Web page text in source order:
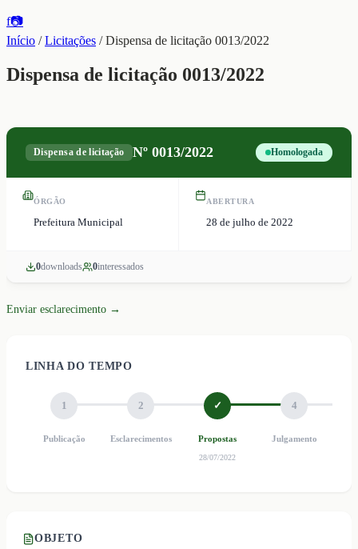
f📷
Início /Licitações /Dispensa de licitação 0013/2022
Dispensa de licitação 0013/2022
Dispensa de licitação Nº 0013/2022 Homologada
ÓRGÃO
Prefeitura Municipal
ABERTURA
28 de julho de 2022
0downloads 0interessados
Enviar esclarecimento →
LINHA DO TEMPO
1
Publicação
2
Esclarecimentos
✓
Propostas
28/07/2022
4
Julgamento
OBJETO